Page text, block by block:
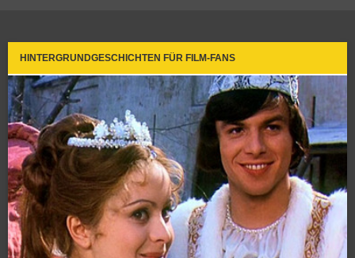
HINTERGRUNDGESCHICHTEN FÜR FILM-FANS